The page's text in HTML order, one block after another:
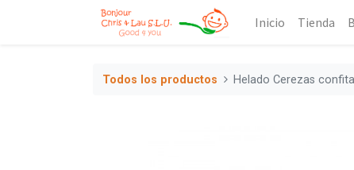
Inicio Tienda
Todos los productos Helado Cerezas